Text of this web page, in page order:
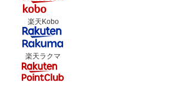
楽天Kobo
楽天ラクマ